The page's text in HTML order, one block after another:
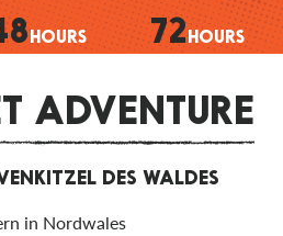
HOURS 72HOURS
ADVENTURE
DES WALDES
in Nordwales